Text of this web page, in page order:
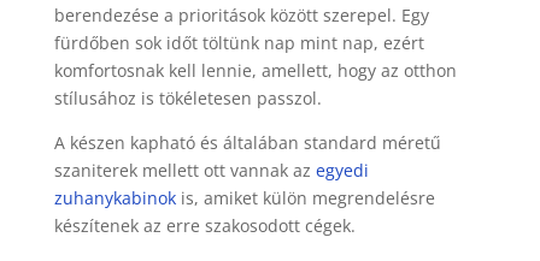
berendezése a prioritások között szerepel. Egy
fürdőben sok időt töltünk nap mint nap, ezért
komfortosnak kell lennie, amellett, hogy az otthon
stílusához is tökéletesen passzol.
A készen kapható és általában standard méretű
szaniterek mellett ott vannak az egyedi
zuhanykabinokis, amiket külön megrendelésre
készítenek az erre szakosodott cégek.